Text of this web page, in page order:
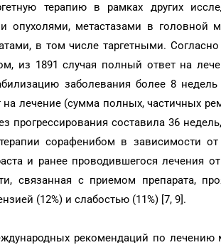
терапию в рамках других
опухолями, метастазами в головной
в том числе таргетными.
из 1891 случая полный ответ на
заболевания более 8 недель
лечение (сумма полных, частичных
прогрессирования составила 36
сорафенибом в зависимости от
и ранее проводившегося лечения
связанная с приемом препарата,
(12%) и слабостью (11%) [7, 9].
рекомендаций по лечению